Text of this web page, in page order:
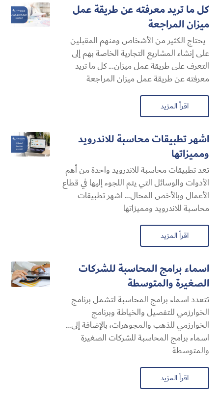
كل ما تريد معرفته عن طريقة عمل
ميزان المراجعة
يحتاج الكثير من الأشخاص ومنهم المقبلين
على إنشاء المشاريع التجارية الخاصة بهم إلى
التعرف على طريقة عمل ميزان... كل ما تريد
معرفته عن طريقة عمل ميزان المراجعة
اقرأ المزيد
اشهر تطبيقات محاسبة للاندرويد
ومميزاتها
تعد تطبيقات محاسبة للاندرويد واحدة من أهم
الأدوات والوسائل التي يتم اللجوء إليها في قطاع
الأعمال وبالأخص المحال... اشهر تطبيقات
محاسبة للاندرويد ومميزاتها
اقرأ المزيد
اسماء برامج المحاسبة للشركات
الصغيرة والمتوسطة
تتعدد اسماء برامج المحاسبة لتشمل برنامج
الخوارزمي للتفصيل والخياطة وبرنامج
الخوارزمي للذهب والمجوهرات، بالإضافة إلى...
اسماء برامج المحاسبة للشركات الصغيرة
والمتوسطة
اقرأ المزيد